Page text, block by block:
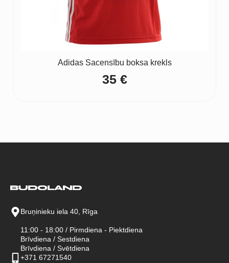
Adidas Sacensību boksa krekls
35 €
Bruņinieku iela 40, Rīga
11:00 - 18:00 / Pirmdiena - Piektdiena
Brīvdiena / Sestdiena
Brīvdiena / Svētdiena
+371 67271540